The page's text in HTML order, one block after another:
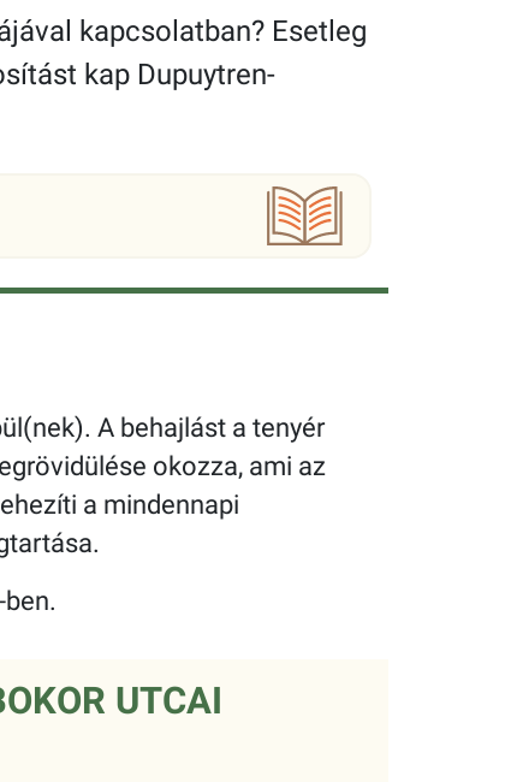
kapcsolatban? Esetleg
kap Dupuytren-
A behajlást a tenyér
okozza, ami az
a mindennapi
UTCAI